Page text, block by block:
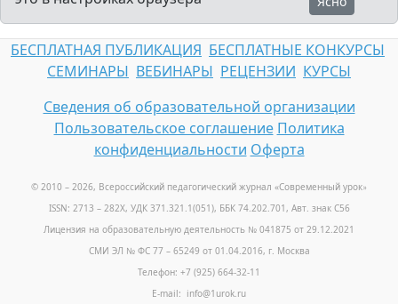
БЕСПЛАТНАЯ ПУБЛИКАЦИЯ БЕСПЛАТНЫЕ КОНКУРСЫ
СЕМИНАРЫ ВЕБИНАРЫ РЕЦЕНЗИИ КУРСЫ
Сведения об образовательной организации
Пользовательское соглашение Политика
конфиденциальности Оферта
© 2010 – 2026, Всероссийский педагогический журнал «Современный урок»
ISSN: 2713 – 282X, УДК 371.321.1(051), ББК 74.202.701, Авт. знак С56
Лицензия на образовательную деятельность № 041875 от 29.12.2021
СМИ ЭЛ № ФС 77 – 65249 от 01.04.2016, г. Москва
Телефон: +7 (925) 664-32-11
E-mail: info@1urok.ru